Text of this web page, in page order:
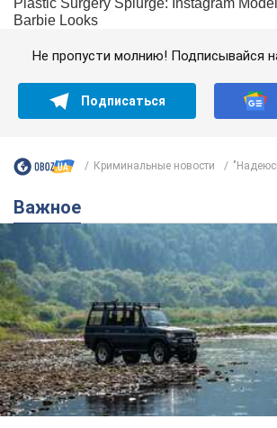
Не пропусти молнию! Подписывайся
Подписаться
Криминальные новости
Важное